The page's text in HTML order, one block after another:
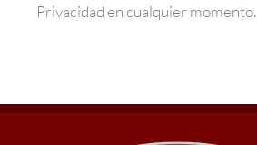
Privacidad en cualquier momento.